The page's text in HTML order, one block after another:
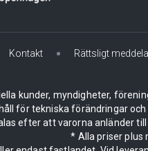
Kontakt Rättsligt
kunder, myndigheter,
för tekniska förändringar
efter att varorna anländer
* Alla priser plus